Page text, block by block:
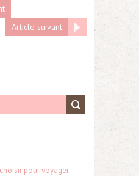
Article suivant
pour voyager